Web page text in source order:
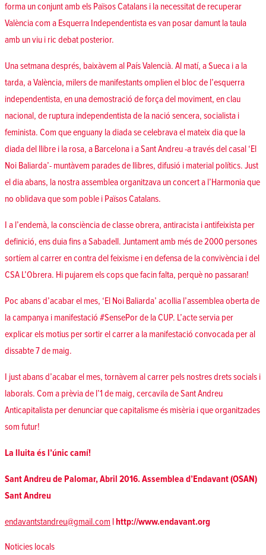
forma un conjunt amb els Països Catalans i la necessitat de recuperar
València com a Esquerra Independentista es van posar damunt la taula
amb un viu i ric debat posterior.
Una setmana després, baixàvem al País Valencià. Al matí, aSueca i a la
tarda, a València, milers de manifestants omplien el bloc de l’esquerra
independentista, en una demostració de força del moviment, en clau
nacional, de ruptura independentista de la nació sencera, socialista i
feminista. Com que enguany la diada se celebrava el mateix dia que la
diada del llibre i la rosa, a Barcelona i a Sant Andreu -a través del casal ‘El
Noi Baliarda’- muntàvem parades de llibres, difusió i material polítics. Just
el dia abans, la nostra assemblea organitzava un concert a l’Harmonia que
no oblidava quesom poble i Països Catalans.
I a l’endemà, la consciència de classe obrera, antiracista i antifeixista per
definició, ens duia fins a Sabadell. Juntament amb més de 2000 persones
sortíem al carreren contra del feixisme i en defensa de la convivència i del
CSA L’Obrera. Hi pujarem els cops que facin falta, perquè no passaran!
Poc abans d’acabar el mes, ‘El Noi Baliarda’ acollia l’assemblea oberta de
la campanya i manifestació #SensePor de la CUP. L’acte servia per
explicar els motius per sortir el carrer a la manifestació convocada per al
dissabte 7 de maig.
I just abans d’acabar el mes, tornàvem al carrer pels nostres drets socials i
laborals. Com a prèvia de l’1 de maig, cercavila de Sant Andreu
Anticapitalista per denunciar que capitalisme és misèria i que organitzades
som futur!
La lluita és l’únic camí!
Sant Andreu de Palomar, Abril 2016. Assemblea d’Endavant (OSAN)
Sant Andreu
endavantstandreu@gmail.com |http://www.endavant.org
Posted in
Noticies locals